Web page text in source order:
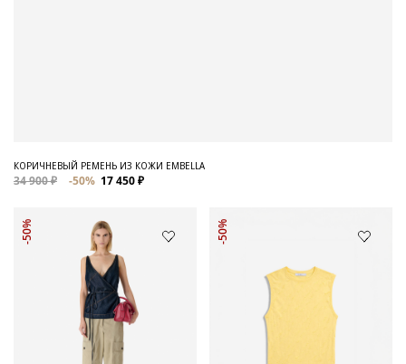
КОРИЧНЕВЫЙ РЕМЕНЬ ИЗ КОЖИ EMBELLA
34 900 ₽ -50% 17 450 ₽
-50% -50%